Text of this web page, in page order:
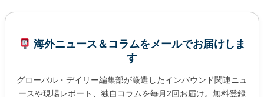
海外ニュース＆コラムをメールでお届けしま
す
グローバル・デイリー編集部が厳選したインバウンド関連ニュ
ースや現場レポート、独自コラムを毎月2回お届け。無料登録